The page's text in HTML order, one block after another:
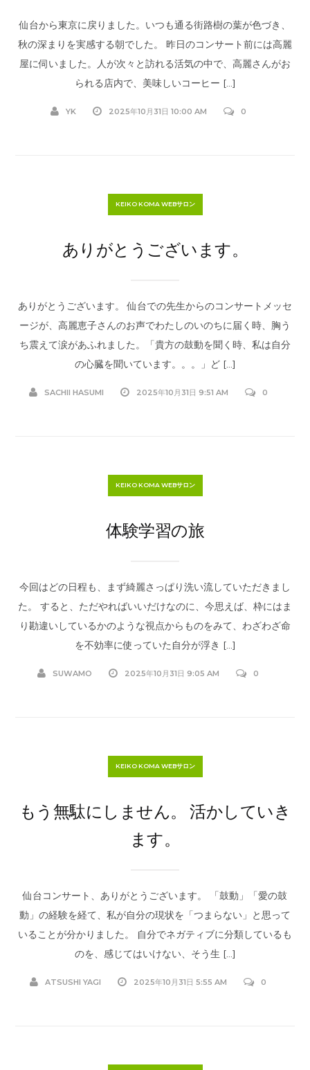
仙台から東京に戻りました。いつも通る街路樹の葉が色づき、
秋の深まりを実感する朝でした。 昨日のコンサート前には高麗
屋に伺いました。人が次々と訪れる活気の中で、高麗さんがお
られる店内で、美味しいコーヒー […]
YK 2025年10月31日 10:00 AM 0
KEIKO KOMA WEBサロン
ありがとうございます。
ありがとうございます。 仙台での先生からのコンサートメッセ
ージが、高麗恵子さんのお声でわたしのいのちに届く時、胸う
ち震えて涙があふれました。「貴方の鼓動を聞く時、私は自分
の心臓を聞いています。。。」ど […]
SACHII HASUMI 2025年10月31日 9:51 AM 0
KEIKO KOMA WEBサロン
体験学習の旅
今回はどの日程も、まず綺麗さっぱり洗い流していただきまし
た。 すると、ただやればいいだけなのに、今思えば、枠にはま
り勘違いしているかのような視点からものをみて、わざわざ命
を不効率に使っていた自分が浮き […]
SUWAMO 2025年10月31日 9:05 AM 0
KEIKO KOMA WEBサロン
もう無駄にしません。 活かしていき
ます。
仙台コンサート、ありがとうございます。 「鼓動」「愛の鼓
動」の経験を経て、私が自分の現状を「つまらない」と思って
いることが分かりました。 自分でネガティブに分類しているも
のを、感じてはいけない、そう生 […]
ATSUSHI YAGI 2025年10月31日 5:55 AM 0